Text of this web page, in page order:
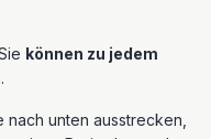
können zu jedem
.
unten ausstrecken,